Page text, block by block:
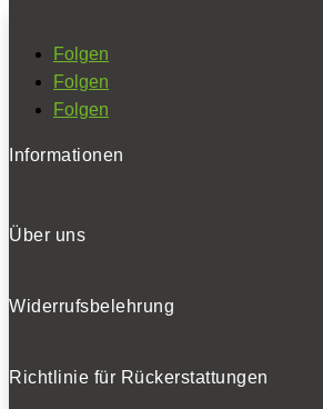
Folgen
Folgen
Folgen
Informationen
Über uns
Widerrufsbelehrung
Richtlinie für Rückerstattungen